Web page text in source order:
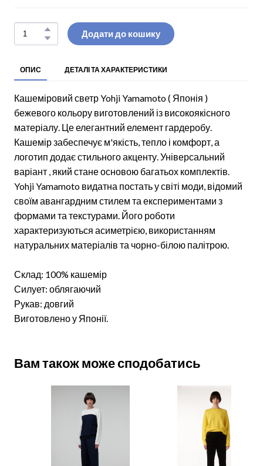
Додати до кошику
ОПИС ДЕТАЛІ ТА ХАРАКТЕРИСТИКИ
Кашеміровий светр Yohji Yamamoto ( Японія )
бежевого кольору виготовлений із високоякісного
матеріалу. Це елегантний елемент гардеробу.
Кашемір забеспечує м'якість, тепло і комфорт, а
логотип додає стильного акценту. Універсальний
варіант , який стане основою багатьох комплектів.
Yohji Yamamoto видатна постать у світі моди, відомий
своїм авангардним стилем та експериментами з
формами та текстурами. Його роботи
характеризуються асиметрією, використанням
натуральних матеріалів та чорно-білою палітрою.
Склад: 100% кашемір
Силует: облягаючий
Рукав: довгий
Виготовлено у Японії.
Вам також може сподобатись